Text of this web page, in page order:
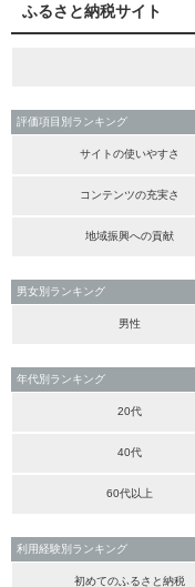
ふるさと納税サイト
評価項目別ランキング
サイトの使いやすさ
コンテンツの充実さ
地域振興への貢献
男女別ランキング
男性
年代別ランキング
20代
40代
60代以上
利用経験別ランキング
初めてのふるさと納税